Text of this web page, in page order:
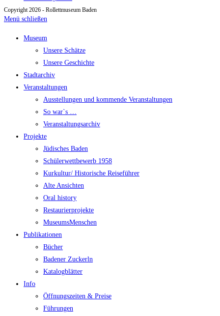
Copyright 2026 - Rollettmuseum Baden
Menü schließen
Museum
Unsere Schätze
Unsere Geschichte
Stadtarchiv
Veranstaltungen
Ausstellungen und kommende Veranstaltungen
So war`s …
Veranstaltungsarchiv
Projekte
Jüdisches Baden
Schülerwettbewerb 1958
Kurkultur/ Historische Reiseführer
Alte Ansichten
Oral history
Restaurierprojekte
MuseumsMenschen
Publikationen
Bücher
Badener Zuckerln
Katalogblätter
Info
Öffnungszeiten & Preise
Führungen